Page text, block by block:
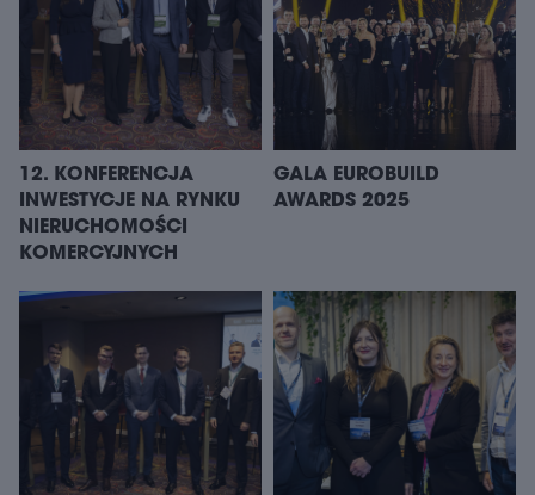
12. KONFERENCJA
INWESTYCJE NA RYNKU
NIERUCHOMOŚCI
KOMERCYJNYCH
GALA EUROBUILD
AWARDS 2025